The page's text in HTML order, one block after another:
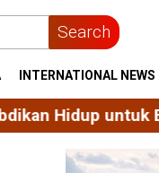
Search
INTERNATIONAL NEWS
Agama Ekonomi